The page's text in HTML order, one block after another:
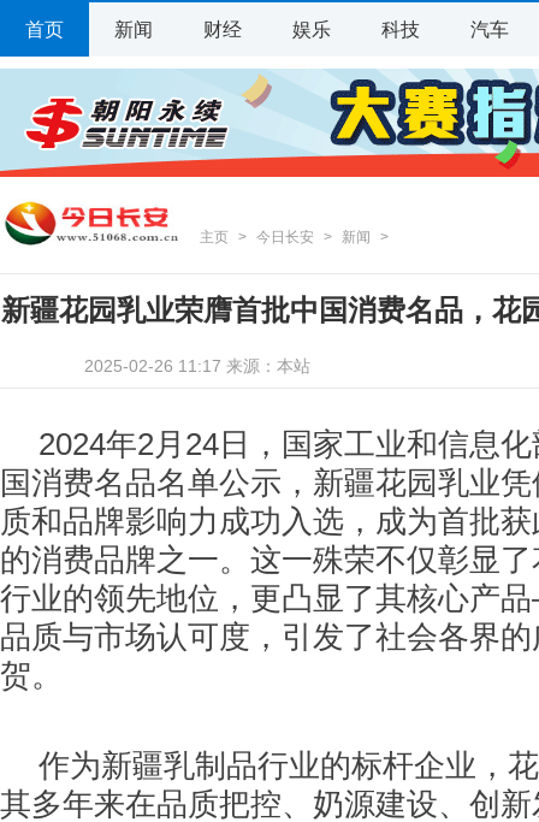
首页 新闻 财经 娱乐 科技 汽车
主页 > 今日长安 > 新闻 >
新疆花园乳业荣膺首批中国消费名品，花
2025-02-26 11:17 来源：本站
2024年2月24日，国家工业和信息
国消费名品名单公示，新疆花园乳业
质和品牌影响力成功入选，成为首批
的消费品牌之一。这一殊荣不仅彰显
行业的领先地位，更凸显了其核心产
品质与市场认可度，引发了社会各界
贺。
作为新疆乳制品行业的标杆企业，
其多年来在品质把控、奶源建设、创